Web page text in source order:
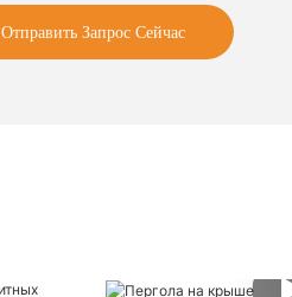
Отправить Запрос Сейчас